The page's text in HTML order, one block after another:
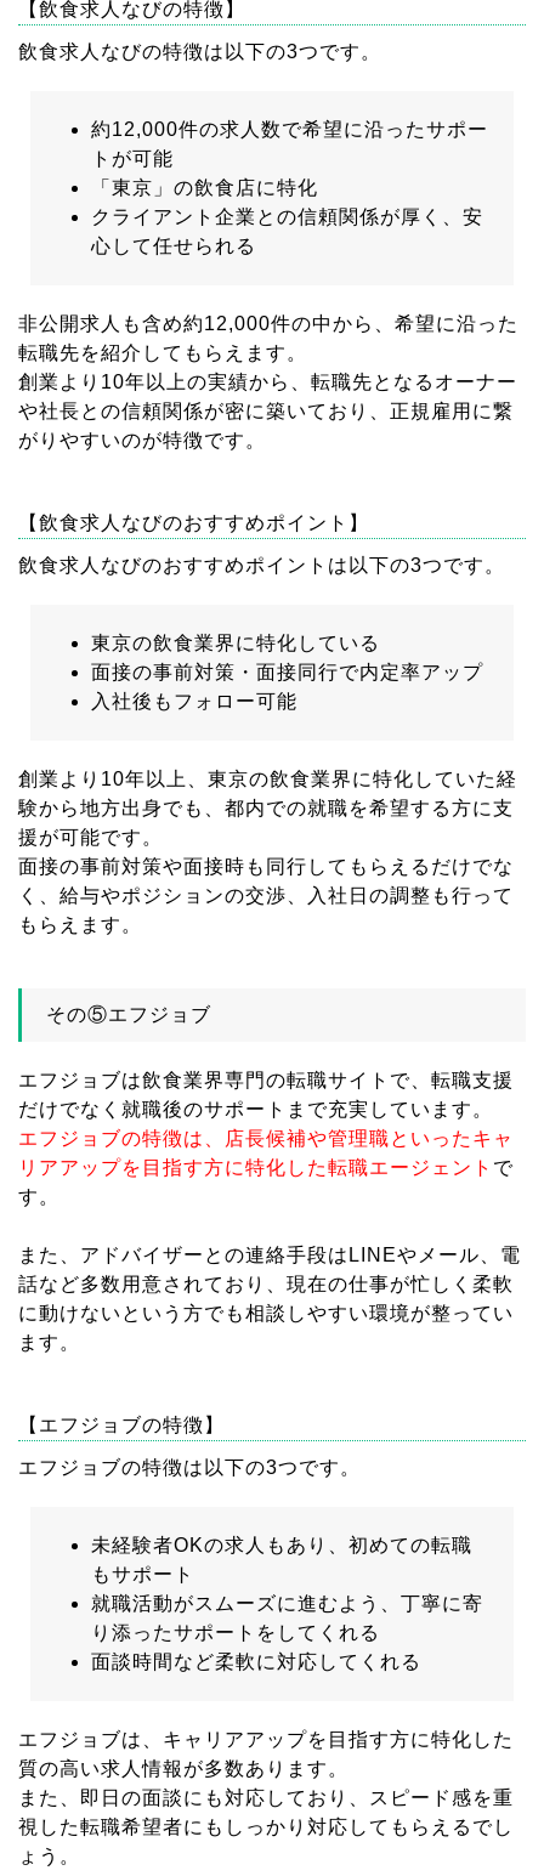
【飲食求人なびの特徴】
飲食求人なびの特徴は以下の3つです。
約12,000件の求人数で希望に沿ったサポー
トが可能
「東京」の飲食店に特化
クライアント企業との信頼関係が厚く、安
心して任せられる
非公開求人も含め約12,000件の中から、希望に沿った
転職先を紹介してもらえます。
創業より10年以上の実績から、転職先となるオーナー
や社長との信頼関係が密に築いており、正規雇用に繋
がりやすいのが特徴です。
【飲食求人なびのおすすめポイント】
飲食求人なびのおすすめポイントは以下の3つです。
東京の飲食業界に特化している
面接の事前対策・面接同行で内定率アップ
入社後もフォロー可能
創業より10年以上、東京の飲食業界に特化していた経
験から地方出身でも、都内での就職を希望する方に支
援が可能です。
面接の事前対策や面接時も同行してもらえるだけでな
く、給与やポジションの交渉、入社日の調整も行って
もらえます。
その⑤エフジョブ
エフジョブは飲食業界専門の転職サイトで、転職支援
だけでなく就職後のサポートまで充実しています。
エフジョブの特徴は、店長候補や管理職といったキャ
リアアップを目指す方に特化した転職エージェント で
す。
また、アドバイザーとの連絡手段はLINEやメール、電
話など多数用意されており、現在の仕事が忙しく柔軟
に動けないという方でも相談しやすい環境が整ってい
ます。
【エフジョブの特徴】
エフジョブの特徴は以下の3つです。
未経験者OKの求人もあり、初めての転職
もサポート
就職活動がスムーズに進むよう、丁寧に寄
り添ったサポートをしてくれる
面談時間など柔軟に対応してくれる
エフジョブは、キャリアアップを目指す方に特化した
質の高い求人情報が多数あります。
また、即日の面談にも対応しており、スピード感を重
視した転職希望者にもしっかり対応してもらえるでし
ょう。